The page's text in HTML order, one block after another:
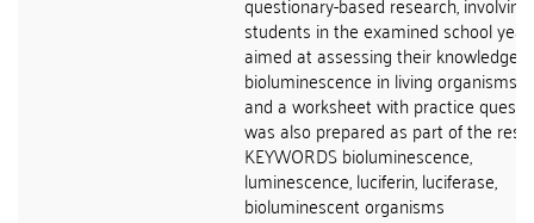
students in the examined school
aimed at assessing their knowledge
bioluminescence in living organisms.
and a worksheet with practice
was also prepared as part of the
KEYWORDS bioluminescence,
luminescence, luciferin, luciferase,
bioluminescent organisms